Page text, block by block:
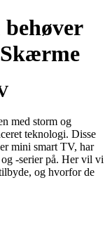
med storm og
teknologi. Disse
mini smart TV, har
-serier på. Her vil vi
og hvorfor de